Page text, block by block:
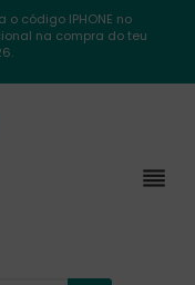
código IPHONE no
na compra do teu
